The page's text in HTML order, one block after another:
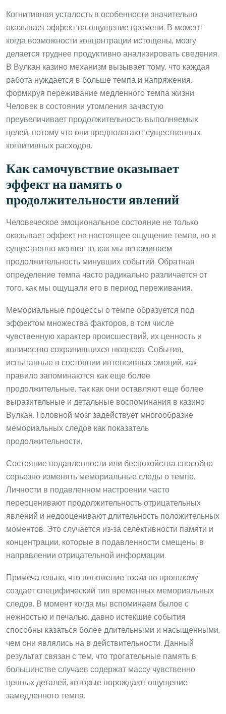
Когнитивная усталость в особенности значительно
оказывает эффект на ощущение времени. В момент
когда возможности концентрации истощены, мозгу
делается труднее продуктивно анализировать сведения.
В Вулкан казино механизм вызывает тому, что каждая
работа нуждается в больше темпа и напряжения,
формируя переживание медленного темпа жизни.
Человек в состоянии утомления зачастую
преувеличивает продолжительность выполняемых
целей, потому что они предполагают существенных
когнитивных расходов.
Как самочувствие оказывает
эффект на память о
продолжительности явлений
Человеческое эмоциональное состояние не только
оказывает эффект на настоящее ощущение темпа, но и
существенно меняет то, как мы вспоминаем
продолжительность минувших событий. Обратная
определение темпа часто радикально различается от
того, как мы ощущали его в период переживания.
Мемориальные процессы о темпе образуется под
эффектом множества факторов, в том числе
чувственную характер происшествий, их ценность и
количество сохранившихся нюансов. События,
испытанные в состоянии интенсивных эмоций, как
правило запоминаются как еще более
продолжительные, так как они оставляют еще более
выразительные и детальные воспоминания в казино
Вулкан. Головной мозг задействует многообразие
мемориальных следов как показатель
продолжительности.
Состояние подавленности или беспокойства способно
серьезно изменять мемориальные следы о темпе.
Личности в подавленном настроении часто
переоценивают продолжительность отрицательных
явлений и недооценивают длительность положительных
моментов. Это случается из-за селективности памяти и
концентрации, которые в подавленности смещены в
направлении отрицательной информации.
Примечательно, что положение тоски по прошлому
создает специфический тип временных мемориальных
следов. В момент когда мы вспоминаем былое с
нежностью и печалью, давно истекшие события
способны казаться более длительными и насыщенными,
чем они являлись на в действительности. Данный
результат связан с тем, что трогательные память в
большинстве случаев содержат массу чувственно
ценных деталей, которые порождают ощущение
замедленного темпа.